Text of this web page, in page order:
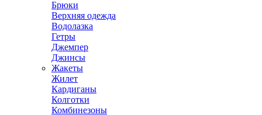
Брюки
Верхняя одежда
Водолазка
Гетры
Джемпер
Джинсы
Жакеты
Жилет
Кардиганы
Колготки
Комбинезоны